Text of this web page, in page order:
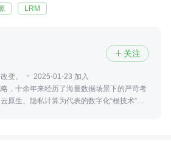
LRM
 关注
变。
2025-01-23 加入
，十余年来经历了海量数据场景下的严苛考
原生、隐私计算为代表的数字化“根技术”，